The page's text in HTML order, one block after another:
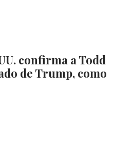
confirma a Todd
de Trump, como